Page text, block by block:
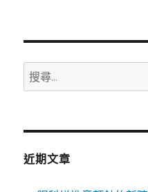
搜
尋
鍵
近期文章